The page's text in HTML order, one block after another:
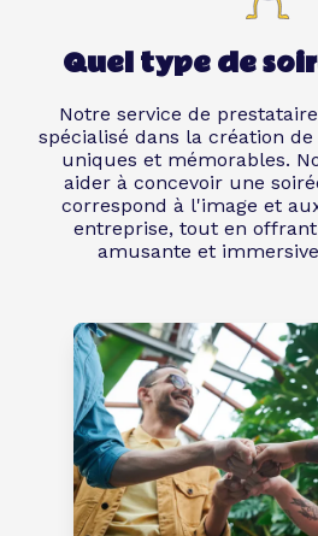
Quel type de
Notre service de
spécialisé dans la création
uniques et mémorables.
aider à concevoir une
correspond à l'image et
entreprise, tout en
amusante et